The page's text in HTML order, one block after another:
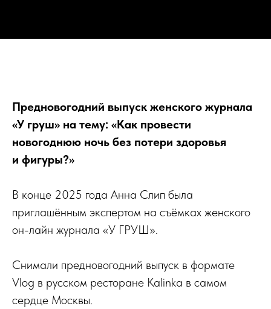
Предновогодний выпуск женского журнала
«У груш» на тему: «Как провести
новогоднюю ночь без потери здоровья
и фигуры?»
В конце 2025 года Анна Слип была
приглашённым экспертом на съёмках женского
он-лайн журнала «У ГРУШ».
Снимали предновогодний выпуск в формате
Vlog в русском ресторане Kalinkа в самом
сердце Москвы.